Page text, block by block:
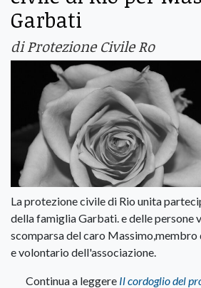
Garbati
di Protezione Civile Ro
La protezione civile di Rio unita
della famiglia Garbati. e delle persone
scomparsa del caro
e volontario dell'associazione.
Continua a leggere Il cordoglio del